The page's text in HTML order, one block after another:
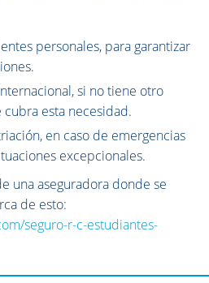
personales, para garantizar
si no tiene otro
esta necesidad.
en caso de emergencias
excepcionales.
una aseguradora donde se
de esto:
seguro-r-c-estudiantes-